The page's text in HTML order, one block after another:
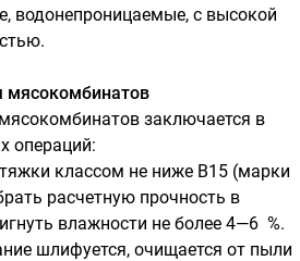
водонепроницаемые, с высокой
мясокомбинатов
заключается в
операций:
классом не ниже В15 (марки
расчетную прочность в
влажности не более 4—6 %.
шлифуется, очищается от пыли